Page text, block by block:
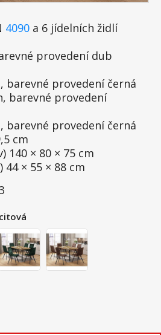
4090 a 6 jídelních židlí
provedení dub
barevné provedení černá
barevné provedení
barevné provedení černá
cm
140 × 80 × 75 cm
× 55 × 88 cm